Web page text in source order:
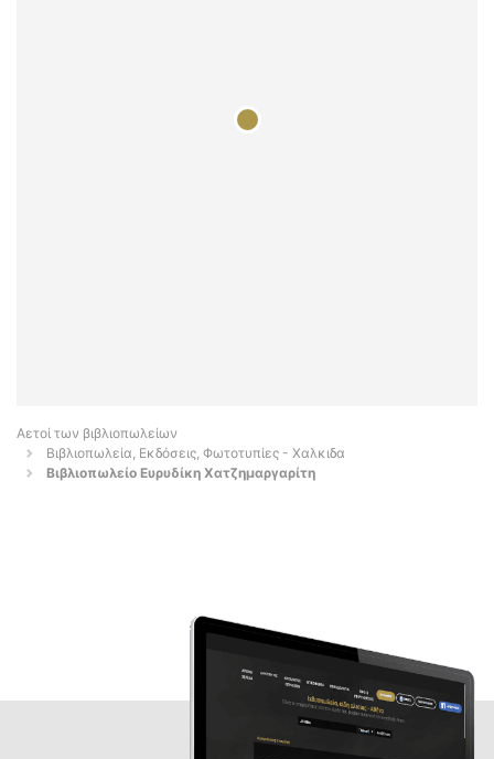
Αετοί των βιβλιοπωλείων
Βιβλιοπωλεία, Εκδόσεις, Φωτοτυπίες - Χαλκιδα
Βιβλιοπωλείο Ευρυδίκη Χατζημαργαρίτη